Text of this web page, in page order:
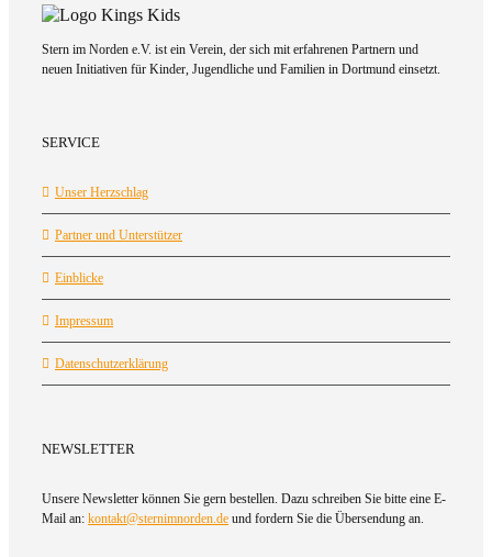
Stern im Norden e.V. ist ein Verein, der sich mit erfahrenen Partnern und
neuen Initiativen für Kinder, Jugendliche und Familien in Dortmund einsetzt.
SERVICE
Unser Herzschlag
Partner und Unterstützer
Einblicke
Impressum
Datenschutzerklärung
NEWSLETTER
Unsere Newsletter können Sie gern bestellen. Dazu schreiben Sie bitte eine E-
Mail an: kontakt@sternimnorden.de und fordern Sie die Übersendung an.